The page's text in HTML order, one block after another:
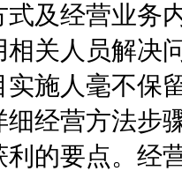
及经营业务
关人员解决
实施人毫不保
经营方法步
的要点。经